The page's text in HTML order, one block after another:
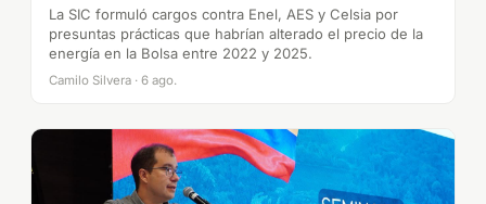
La SIC formuló cargos contra Enel, AES y Celsia por
presuntas prácticas que habrían alterado el precio de la
energía en la Bolsa entre 2022 y 2025.
Camilo Silvera · 6 ago.